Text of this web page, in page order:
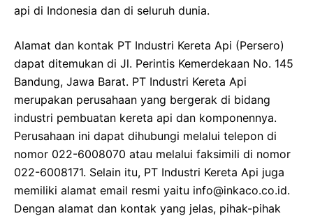
api di Indonesia dan di seluruh dunia.
Alamat dan kontak PT Industri Kereta Api (Persero)
dapat ditemukan di Jl. Perintis Kemerdekaan No. 145
Bandung, Jawa Barat. PT Industri Kereta Api
merupakan perusahaan yang bergerak di bidang
industri pembuatan kereta api dan komponennya.
Perusahaan ini dapat dihubungi melalui telepon di
nomor 022-6008070 atau melalui faksimili di nomor
022-6008171. Selain itu, PT Industri Kereta Api juga
memiliki alamat email resmi yaitu info@inkaco.co.id.
Dengan alamat dan kontak yang jelas, pihak-pihak